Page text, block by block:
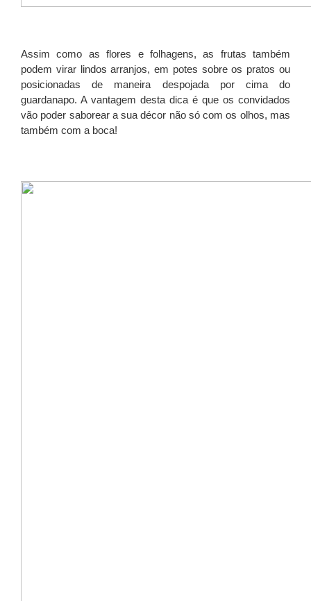
Assim como as flores e folhagens, as frutas também
podem virar lindos arranjos, em potes sobre os pratos ou
posicionadas de maneira despojada por cima do
guardanapo. A vantagem desta dica é que os convidados
vão poder saborear a sua décor não só com os olhos, mas
também com a boca!